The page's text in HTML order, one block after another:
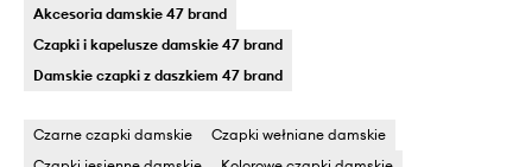
Akcesoria damskie 47 brand
Czapki i kapelusze damskie 47 brand
Damskie czapki z daszkiem 47 brand
Czarne czapki damskie
Czapki wełniane damskie